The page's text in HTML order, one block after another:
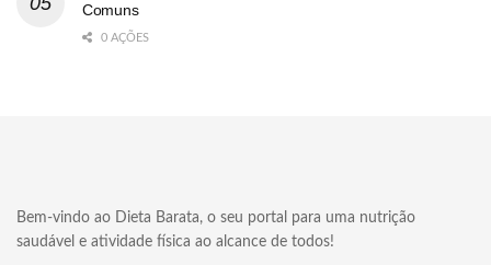
Comuns
0 AÇÕES
Bem-vindo ao Dieta Barata, o seu portal para uma nutrição
saudável e atividade física ao alcance de todos!